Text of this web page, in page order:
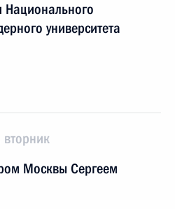
Национального
университета
Москвы Сергеем